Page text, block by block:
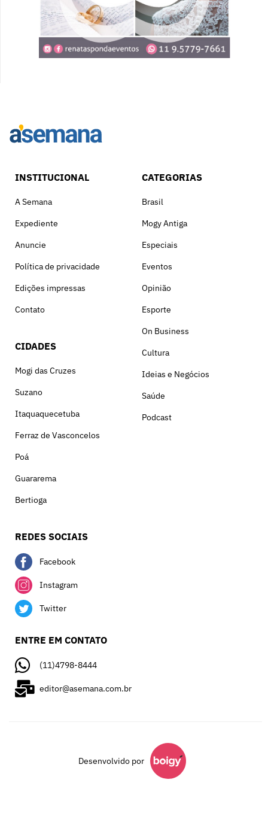
INSTITUCIONAL
A Semana
Expediente
Anuncie
Política de privacidade
Edições impressas
Contato
CIDADES
Mogi das Cruzes
Suzano
Itaquaquecetuba
Ferraz de Vasconcelos
Poá
Guararema
Bertioga
CATEGORIAS
Brasil
Mogy Antiga
Especiais
Eventos
Opinião
Esporte
On Business
Cultura
Ideias e Negócios
Saúde
Podcast
REDES SOCIAIS
Facebook
Instagram
Twitter
ENTRE EM CONTATO
(11)4798-8444
editor@asemana.com.br
Desenvolvido por